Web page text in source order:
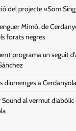
del projecte «Som
Mimó, de
forats negres
programa un seguit
diumenges a Cerdanyola
Sound al vermut diabòlic